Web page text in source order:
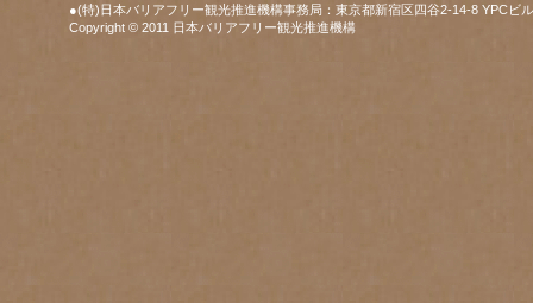
●(特)日本バリアフリー観光推進機構事務局：東京都新宿区四谷2-14-8 YPCビ
Copyright © 2011 日本バリアフリー観光推進機構